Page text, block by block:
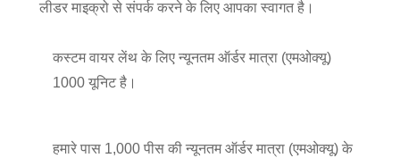
लीडर माइक्रो से संपर्क करने के लिए आपका स्वागत है।
कस्टम वायर लेंथ के लिए न्यूनतम ऑर्डर मात्रा (एमओक्यू)
1000 यूनिट है।
हमारे पास 1,000 पीस की न्यूनतम ऑर्डर मात्रा (एमओक्यू) के